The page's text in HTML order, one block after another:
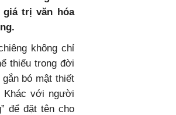
giá trị văn hóa
không chỉ
thiếu trong đời
bó mật thiết
với người
để đặt tên cho